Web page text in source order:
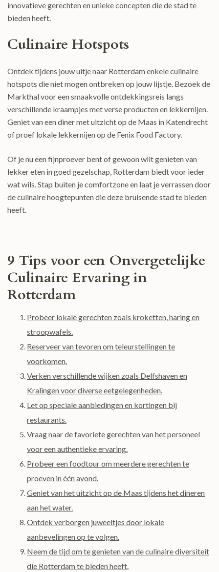
innovatieve gerechten en unieke concepten die de stad te
bieden heeft.
Culinaire Hotspots
Ontdek tijdens jouw uitje naar Rotterdam enkele culinaire
hotspots die niet mogen ontbreken op jouw lijstje. Bezoek de
Markthal voor een smaakvolle ontdekkingsreis langs
verschillende kraampjes met verse producten en lekkernijen.
Geniet van een diner met uitzicht op de Maas in Katendrecht
of proef lokale lekkernijen op de Fenix Food Factory.
Of je nu een fijnproever bent of gewoon wilt genieten van
lekker eten in goed gezelschap, Rotterdam biedt voor ieder
wat wils. Stap buiten je comfortzone en laat je verrassen door
de culinaire hoogtepunten die deze bruisende stad te bieden
heeft.
9 Tips voor een Onvergetelijke
Culinaire Ervaring in
Rotterdam
Probeer lokale gerechten zoals kroketten, haring en
stroopwafels.
Reserveer van tevoren om teleurstellingen te
voorkomen.
Verken verschillende wijken zoals Delfshaven en
Kralingen voor diverse eetgelegenheden.
Let op speciale aanbiedingen en kortingen bij
restaurants.
Vraag naar de favoriete gerechten van het personeel
voor een authentieke ervaring.
Probeer een foodtour om meerdere gerechten te
proeven in één avond.
Geniet van het uitzicht op de Maas tijdens het dineren
aan het water.
Ontdek verborgen juweeltjes door lokale
aanbevelingen op te volgen.
Neem de tijd om te genieten van de culinaire diversiteit
die Rotterdam te bieden heeft.